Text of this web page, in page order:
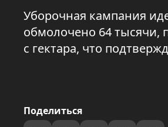
Уборочная кампания
обмолочено 64 тысячи,
с гектара, что
Поделиться